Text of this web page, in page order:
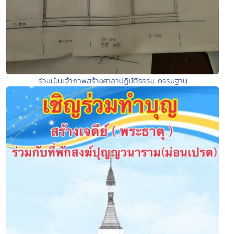
ร่วมเป็นเจ้าภาพสร้างศาลาปฏิบัติธรรม กรรมฐาน